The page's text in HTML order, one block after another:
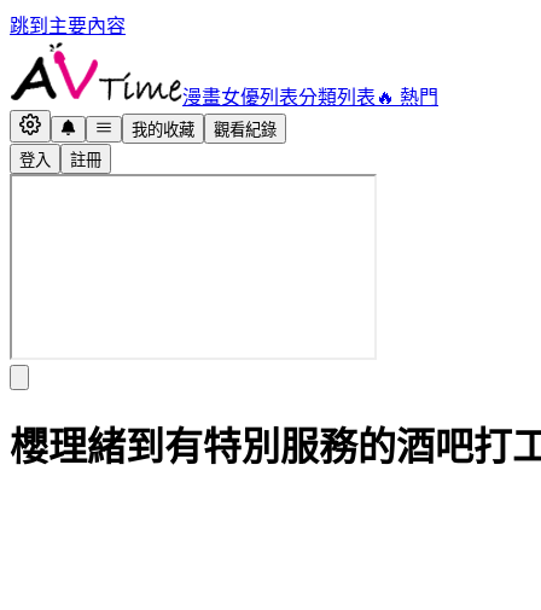
跳到主要內容
漫畫女優列表分類列表 🔥 熱門
我的收藏
觀看紀錄
登入
註冊
櫻理緒到有特別服務的酒吧打